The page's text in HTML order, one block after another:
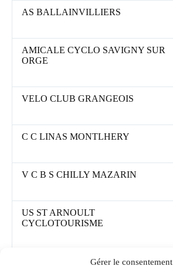
Gérer le consentement
AS BALLAINVILLIERS
AMICALE CYCLO SAVIGNY SUR
ORGE
VELO CLUB GRANGEOIS
C C LINAS MONTLHERY
V C B S CHILLY MAZARIN
US ST ARNOULT
CYCLOTOURISME
BONDOUFLE AMICAL CLUB